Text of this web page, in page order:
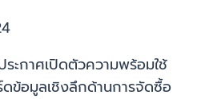
ะกาศเปิดตัวความพร้อมใช้
ข้อมูลเชิงลึกด้านการจัดซื้อ